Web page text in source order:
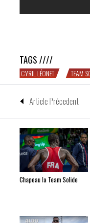
TAGS ////
CYRIL LÉONET TEAM
Article Précedent
Chapeau la Team Solide